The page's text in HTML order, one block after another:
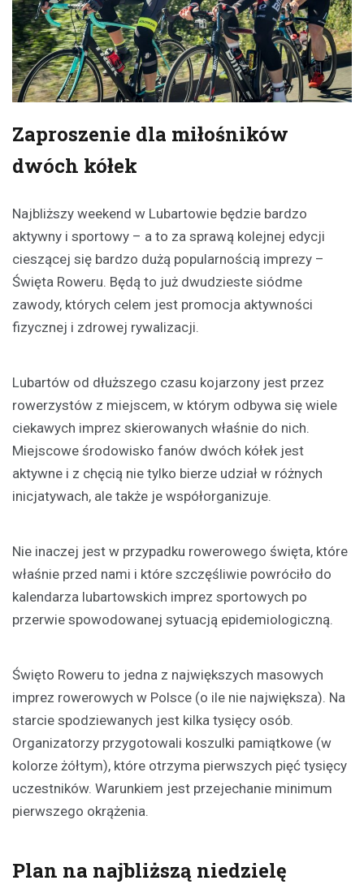
Zaproszenie dla miłośników
dwóch kółek
Najbliższy weekend w Lubartowie będzie bardzo
aktywny i sportowy – a to za sprawą kolejnej edycji
cieszącej się bardzo dużą popularnością imprezy –
Święta Roweru. Będą to już dwudzieste siódme
zawody, których celem jest promocja aktywności
fizycznej i zdrowej rywalizacji.
Lubartów od dłuższego czasu kojarzony jest przez
rowerzystów z miejscem, w którym odbywa się wiele
ciekawych imprez skierowanych właśnie do nich.
Miejscowe środowisko fanów dwóch kółek jest
aktywne i z chęcią nie tylko bierze udział w różnych
inicjatywach, ale także je współorganizuje.
Nie inaczej jest w przypadku rowerowego święta, które
właśnie przed nami i które szczęśliwie powróciło do
kalendarza lubartowskich imprez sportowych po
przerwie spowodowanej sytuacją epidemiologiczną.
Święto Roweru to jedna z największych masowych
imprez rowerowych w Polsce (o ile nie największa). Na
starcie spodziewanych jest kilka tysięcy osób.
Organizatorzy przygotowali koszulki pamiątkowe (w
kolorze żółtym), które otrzyma pierwszych pięć tysięcy
uczestników. Warunkiem jest przejechanie minimum
pierwszego okrążenia.
Plan na najbliższą niedzielę